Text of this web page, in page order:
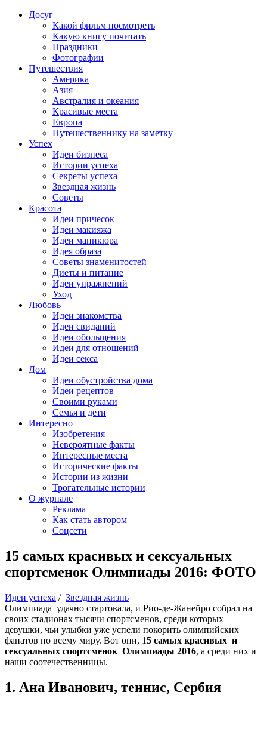
Досуг
Какой фильм посмотреть
Какую книгу почитать
Праздники
Фотографии
Путешествия
Америка
Азия
Австралия и океания
Красивые места
Европа
Путешественнику на заметку
Успех
Идеи бизнеса
Истории успеха
Секреты успеха
Звездная жизнь
Советы
Красота
Идеи причесок
Идеи макияжа
Идеи маникюра
Идея образа
Советы знаменитостей
Диеты и питание
Идеи упражнений
Уход
Любовь
Идеи знакомства
Идеи свиданий
Идеи обольщения
Идеи для отношений
Идеи секса
Дом
Идеи обустройства дома
Идеи рецептов
Своими руками
Семья и дети
Интересно
Изобретения
Невероятные факты
Интересные места
Исторические факты
Истории из жизни
Трогательные истории
О журнале
Реклама
Как стать автором
Соцсети
15 самых красивых и сексуальных
спортсменок Олимпиады 2016: ФОТО
Идеи успеха / Звездная жизнь
Олимпиада удачно стартовала, и Рио-де-Жанейро собрал на
своих стадионах тысячи спортсменов, среди которых
девушки, чьи улыбки уже успели покорить олимпийских
фанатов по всему миру. Вот они, 15 самых красивых и
сексуальных спортсменок Олимпиады 2016, а среди них и
наши соотечественницы.
1. Ана Иванович, теннис, Сербия